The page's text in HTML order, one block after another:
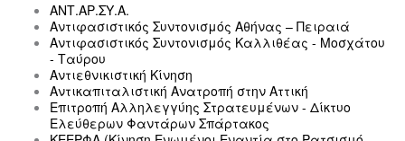
ΑΝΤ.ΑΡ.ΣΥ.Α.
Αντιφασιστικός Συντονισμός Αθήνας – Πειραιά
Αντιφασιστικός Συντονισμός Καλλιθέας - Μοσχάτου
- Ταύρου
Αντιεθνικιστική Κίνηση
Αντικαπιταλιστική Ανατροπή στην Αττική
Επιτροπή Αλληλεγγύης Στρατευμένων - Δίκτυο
Ελεύθερων Φαντάρων Σπάρτακος